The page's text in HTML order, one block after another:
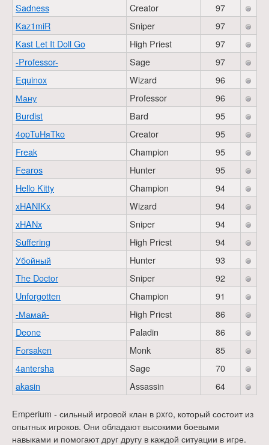
Sadness
Creator
97
Kaz1miR
Sniper
97
Kast Let It Doll Go
High Priest
97
-Professor-
Sage
97
Equinox
Wizard
96
Ману
Professor
96
Burdist
Bard
95
4opTuHяTko
Creator
95
Freak
Champion
95
Fearos
Hunter
95
Hello Kitty
Champion
94
xHANIKx
Wizard
94
xHANx
Sniper
94
Suffering
High Priest
94
Убойный
Hunter
93
The Doctor
Sniper
92
Unforgotten
Champion
91
-Мамай-
High Priest
86
Deone
Paladin
86
Fоrsaken
Monk
85
4antersha
Sage
70
akasin
Assassin 64
Emperium - сильный игровой клан в pxro, который состоит из
опытных игроков. Они обладают высокими боевыми
навыками и помогают друг другу в каждой ситуации в игре.